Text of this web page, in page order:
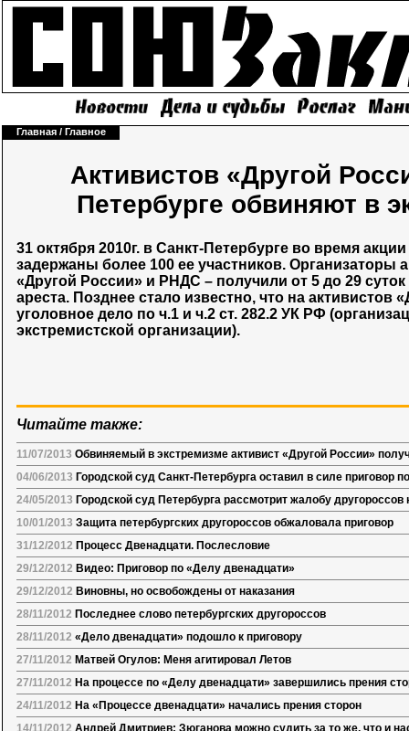
Главная / Главное
Активистов «Другой
Петербурге обвиняют в
31 октября 2010г. в Санкт-Петербурге во время
задержаны более 100 ее участников. Организаторы
«Другой России» и РНДС – получили от 5 до 29
ареста. Позднее стало известно, что на активистов
уголовное дело по ч.1 и ч.2 ст. 282.2 УК РФ
экстремистской организации).
Читайте также:
11/07/2013 Обвиняемый в экстремизме активист «Другой России»
04/06/2013 Городской суд Санкт-Петербурга оставил в силе приговор
24/05/2013 Городской суд Петербурга рассмотрит жалобу другороссов
10/01/2013 Защита петербургских другороссов обжаловала приговор
31/12/2012 Процесс Двенадцати. Послесловие
29/12/2012 Видео: Приговор по «Делу двенадцати»
29/12/2012 Виновны, но освобождены от наказания
28/11/2012 Последнее слово петербургских другороссов
28/11/2012 «Дело двенадцати» подошло к приговору
27/11/2012 Матвей Огулов: Меня агитировал Летов
27/11/2012 На процессе по «Делу двенадцати» завершились прения
24/11/2012 На «Процессе двенадцати» начались прения сторон